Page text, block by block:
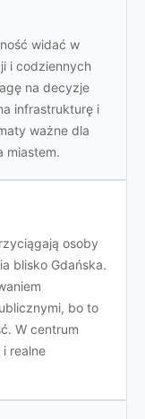
widać w
i codziennych
na decyzje
infrastrukturę i
ważne dla
miastem.
osoby
blisko Gdańska.
bo to
W centrum
realne